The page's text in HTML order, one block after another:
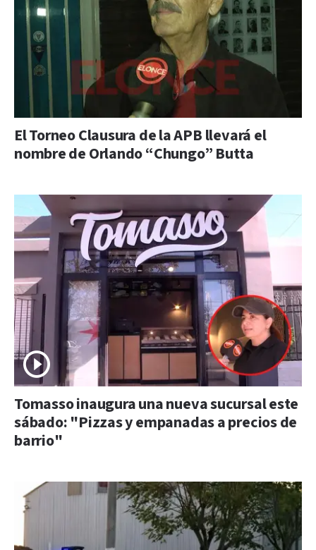
El Torneo Clausura de la APB llevará el
nombre de Orlando “Chungo” Butta
Tomasso inaugura una nueva sucursal este
sábado: "Pizzas y empanadas a precios de
barrio"